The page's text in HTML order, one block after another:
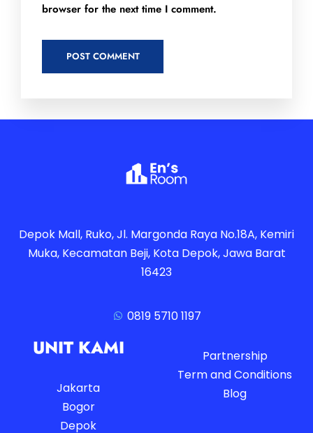
browser for the next time I comment.
Depok Mall, Ruko, Jl. Margonda Raya No.18A, Kemiri
Muka, Kecamatan Beji, Kota Depok, Jawa Barat
16423
0819 5710 1197
UNIT KAMI
Jakarta
Bogor
Depok
Partnership
Term and Conditions
Blog